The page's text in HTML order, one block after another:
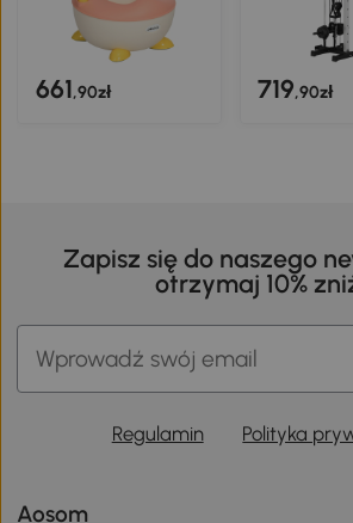
661,90zł 719,90zł
Zapisz się do naszego
otrzymaj 10%
Regulamin Polityka
Aosom